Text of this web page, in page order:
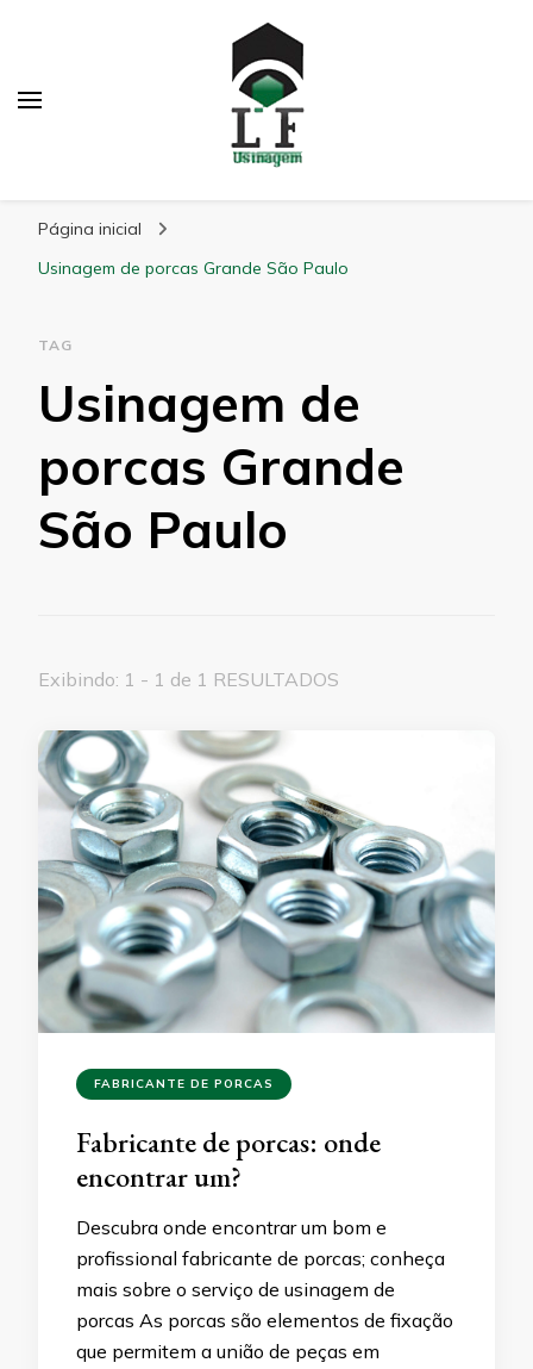
Página inicial
Usinagem de porcas Grande São Paulo
TAG
Usinagem de
porcas Grande
São Paulo
Exibindo: 1 - 1 de 1 RESULTADOS
FABRICANTE DE PORCAS
Fabricante de porcas: onde
encontrar um?
Descubra onde encontrar um bom e
profissional fabricante de porcas; conheça
mais sobre o serviço de usinagem de
porcas As porcas são elementos de fixação
que permitem a união de peças em